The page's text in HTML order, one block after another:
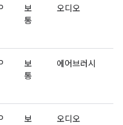
보
통
오디오
보
통
에어브러시
보
오디오